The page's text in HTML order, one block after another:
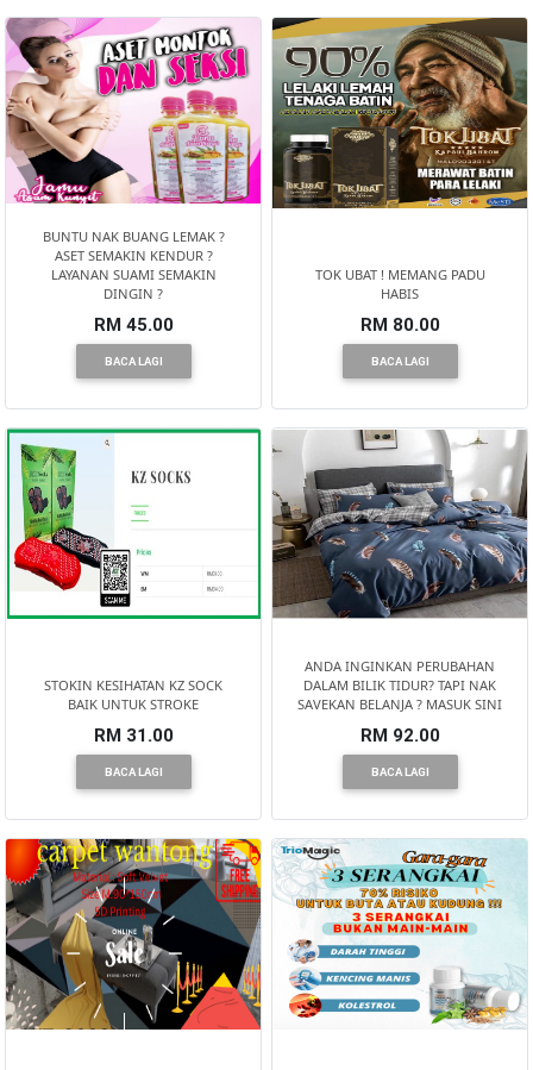
BUNTU NAK BUANG LEMAK ?
ASET SEMAKIN KENDUR ?
LAYANAN SUAMI SEMAKIN
DINGIN ?
RM 45.00
BACA LAGI
TOK UBAT ! MEMANG PADU
HABIS
RM 80.00
BACA LAGI
STOKIN KESIHATAN KZ SOCK
BAIK UNTUK STROKE
RM 31.00
BACA LAGI
ANDA INGINKAN PERUBAHAN
DALAM BILIK TIDUR? TAPI NAK
SAVEKAN BELANJA ? MASUK SINI
RM 92.00
BACA LAGI